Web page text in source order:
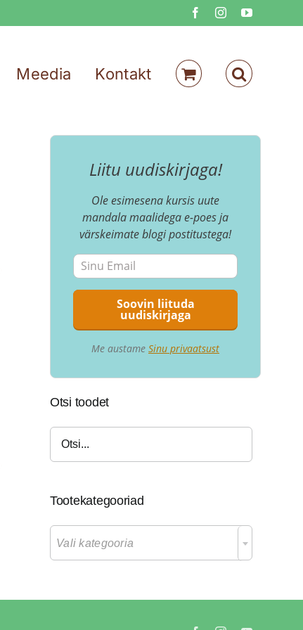
FacebookInstagramYouTube
Meedia Kontakt
Liitu uudiskirjaga!
Ole esimesena kursis uute
mandala maalidega e-poes ja
värskeimate blogi postitustega!
Me austame Sinu privaatsust
Otsi toodet
Tootekategooriad
Vali kategooria